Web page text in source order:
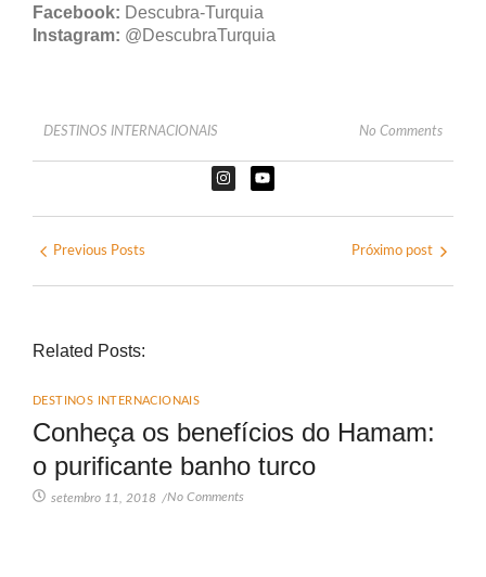
Facebook: Descubra-Turquia
Instagram: @DescubraTurquia
DESTINOS INTERNACIONAIS No Comments
Previous Posts Próximo post
Related Posts:
DESTINOS INTERNACIONAIS
Conheça os benefícios do Hamam:
o purificante banho turco
setembro 11, 2018 /No Comments